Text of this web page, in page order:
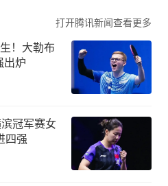
打开腾讯新闻查看更多
！大勒布
出炉
冠军赛女
四强